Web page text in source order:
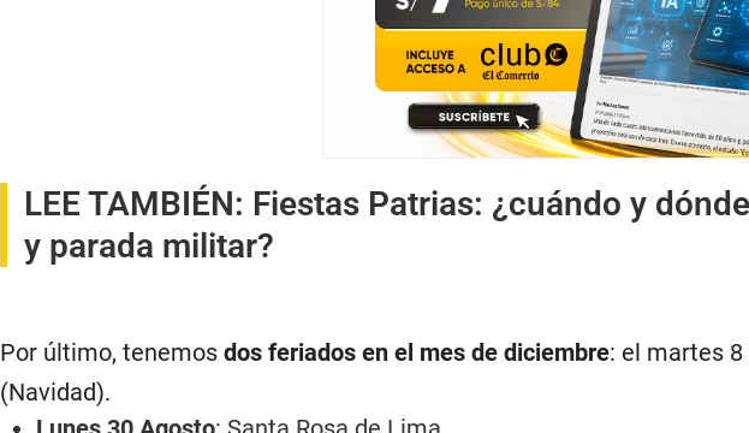
LEE TAMBIÉN: Fiestas Patrias: ¿cuándo y
y parada militar?
Por último, tenemosdos feriados en el mes de diciembre: el martes
(Navidad).